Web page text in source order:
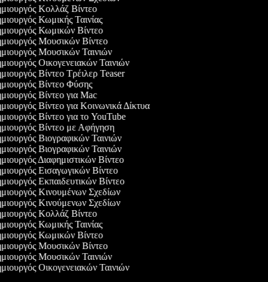
Κολλάζ Βίντεο
Κωμικής Ταινίας
Κωμικών Βίντεο
Μουσικών Βίντεο
Μουσικών Ταινιών
Οικογενειακών Ταινιών
Βίντεο Τρέιλερ Teaser
Βίντεο Φύσης
Βίντεο για Mac
Βίντεο για Κοινωνικά Δίκτυα
Βίντεο για το YouTube
Βίντεο με Αφήγηση
Βιογραφικών Ταινιών
Βιογραφικών Ταινιών
Διαφημιστικών Βίντεο
Εισαγωγικών Βίντεο
Εκπαιδευτικών Βίντεο
Κινουμένων Σχεδίων
Κινούμενων Σχεδίων
Κολλάζ Βίντεο
Κωμικής Ταινίας
Κωμικών Βίντεο
Μουσικών Βίντεο
Μουσικών Ταινιών
Οικογενειακών Ταινιών